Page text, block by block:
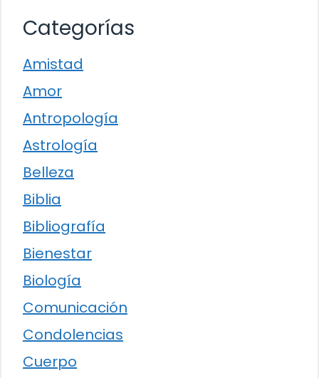
Categorías
Amistad
Amor
Antropología
Astrología
Belleza
Biblia
Bibliografía
Bienestar
Biología
Comunicación
Condolencias
Cuerpo